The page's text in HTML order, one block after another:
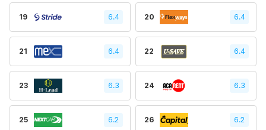
19 6.4 20 6.4
21 6.4 22 6.4
23 6.3 24 6.3
25 6.2 26 6.2